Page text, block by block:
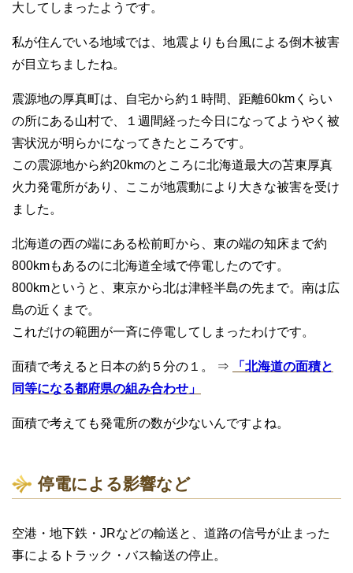
大してしまったようです。
私が住んでいる地域では、地震よりも台風による倒木被害
が目立ちましたね。
震源地の厚真町は、自宅から約１時間、距離60kmくらい
の所にある山村で、１週間経った今日になってようやく被
害状況が明らかになってきたところです。
この震源地から約20kmのところに北海道最大の苫東厚真
火力発電所があり、ここが地震動により大きな被害を受け
ました。
北海道の西の端にある松前町から、東の端の知床まで約
800kmもあるのに北海道全域で停電したのです。
800kmというと、東京から北は津軽半島の先まで。南は広
島の近くまで。
これだけの範囲が一斉に停電してしまったわけです。
面積で考えると日本の約５分の１。 ⇒
「北海道の面積と
同等になる都府県の組み合わせ」
面積で考えても発電所の数が少ないんですよね。
停電による影響など
空港・地下鉄・JRなどの輸送と、道路の信号が止まった
事によるトラック・バス輸送の停止。